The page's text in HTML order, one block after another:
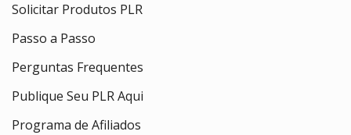
Solicitar Produtos PLR
Passo a Passo
Perguntas Frequentes
Publique Seu PLR Aqui
Programa de Afiliados